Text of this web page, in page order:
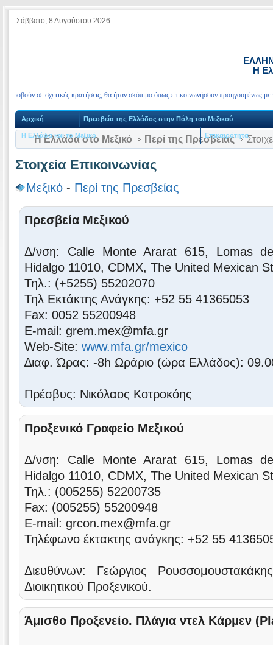
Σάββατο, 8 Αυγούστου 2026
Η
σε σχετικές κρατήσεις, θα ήταν σκόπιμο όπως επικοινωνήσουν προηγουμένως με την
Αρχική Πρεσβεία της Ελλάδος στην Πόλη του Μεξικού
Η Ελλάδα και το Μεξικό Επικαιρότητα
Η Ελλάδα στο Μεξικό Περί της Πρεσβείας
Στοιχεία Επικοινωνίας
Μεξικό - Περί της Πρεσβείας
Πρεσβεία Μεξικού
Δ/νση: Calle Monte Ararat 615, Lomas
Hidalgo 11010, CDMX, The United Mexican
Τηλ.: (+5255) 55202070
Τηλ Εκτάκτης Ανάγκης: +52 55 41365053
Fax: 0052 55200948
Ε-mail: grem.mex@mfa.gr
Web-Site:www.mfa.gr/mexico
∆ιαφ. Ώρας: -8h Ωράριο (ώρα Eλλάδος):
Πρέσβυς: Νικόλαος Κοτροκόης
Προξενικό Γραφείο Μεξικού
Δ/νση: Calle Monte Ararat 615, Lomas
Hidalgo 11010, CDMX, The United Mexican
Τηλ.: (005255) 52200735
Fax: (005255) 55200948
Ε-mail: grcon.mex@mfa.gr
Τηλέφωνο έκτακτης ανάγκης: +52 55
Διευθύνων: Γεώργιος
Διοικητικού Προξενικού.
Άμισθο Προξενείο. Πλάγια ντελ Κάρμεν